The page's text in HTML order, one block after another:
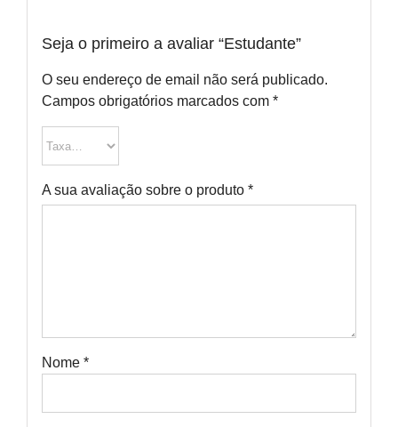
Seja o primeiro a avaliar “Estudante”
O seu endereço de email não será publicado.
Campos obrigatórios marcados com *
A sua avaliação sobre o produto *
Nome *